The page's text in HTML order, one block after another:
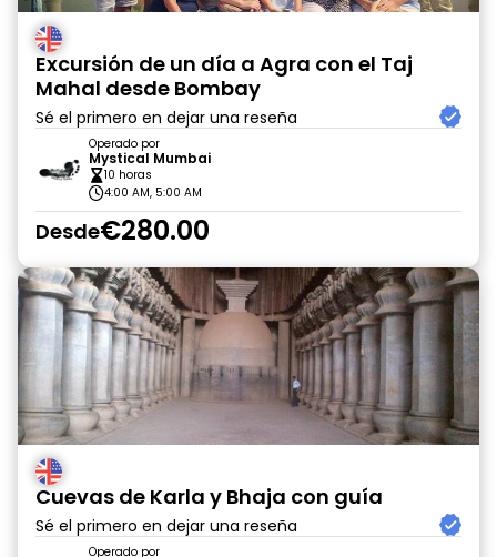
Excursión de un día a Agra con el Taj
Mahal desde Bombay
Sé el primero en dejar una reseña
Operado por
Mystical Mumbai
10 horas
4:00 AM, 5:00 AM
Desde€280.00
Cuevas de Karla y Bhaja con guía
Sé el primero en dejar una reseña
Operado por